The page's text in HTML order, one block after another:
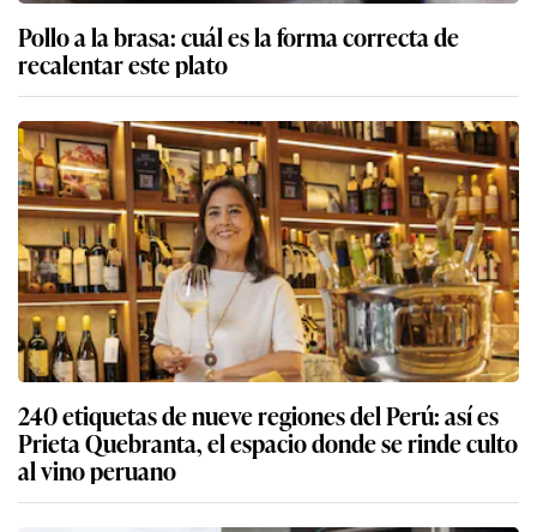
Pollo a la brasa: cuál es la forma correcta de
recalentar este plato
240 etiquetas de nueve regiones del Perú: así es
Prieta Quebranta, el espacio donde se rinde culto
al vino peruano